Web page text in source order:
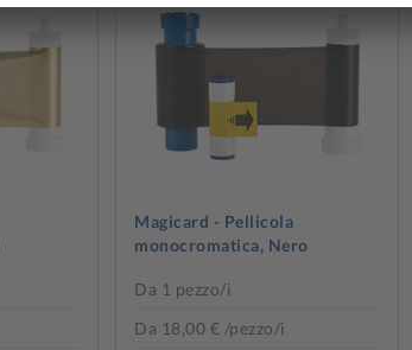
Magicard - Pellicola
monocromatica, Nero
Da 1 pezzo/i
Da 18,00 € /pezzo/i